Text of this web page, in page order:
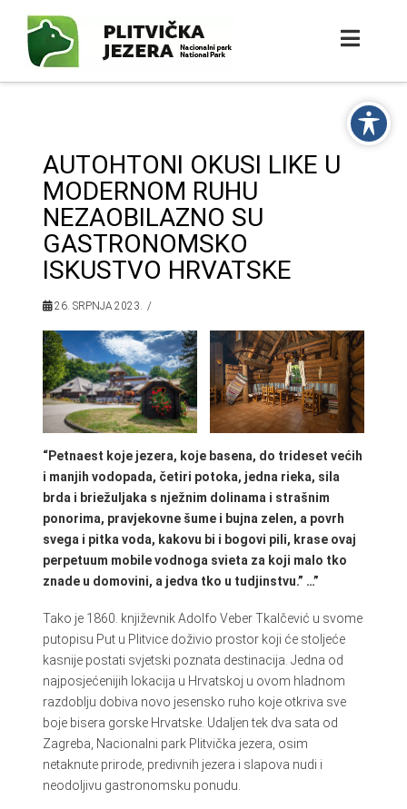
AUTOHTONI OKUSI LIKE U
MODERNOM RUHU
NEZAOBILAZNO SU
GASTRONOMSKO
ISKUSTVO HRVATSKE
26. SRPNJA 2023.
“Petnaest koje jezera, koje basena, do trideset većih
i manjih vodopada, četiri potoka, jedna rieka, sila
brda i briežuljaka s nježnim dolinama i strašnim
ponorima, pravjekovne šume i bujna zelen, a povrh
svega i pitka voda, kakovu bi i bogovi pili, krase ovaj
perpetuum mobile vodnoga svieta za koji malo tko
znade u domovini, a jedva tko u tudjinstvu.” …”
Tako je 1860. književnik Adolfo Veber Tkalčević u svome
putopisu Put u Plitvice doživio prostor koji će stoljeće
kasnije postati svjetski poznata destinacija. Jedna od
najposjećenijih lokacija u Hrvatskoj u ovom hladnom
razdoblju dobiva novo jesensko ruho koje otkriva sve
boje bisera gorske Hrvatske. Udaljen tek dva sata od
Zagreba, Nacionalni park Plitvička jezera, osim
netaknute prirode, predivnih jezera i slapova nudi i
neodoljivu gastronomsku ponudu.